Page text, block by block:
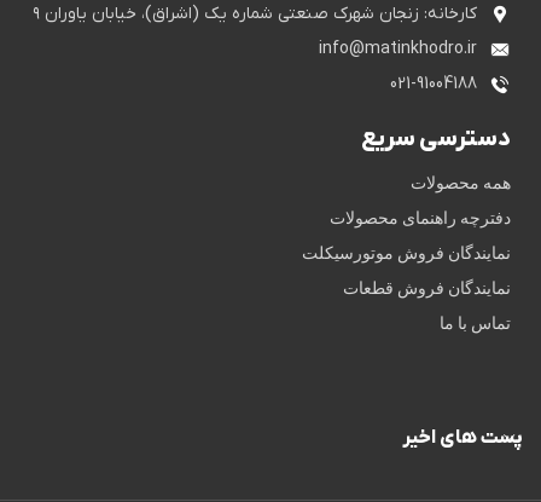
کارخانه: زنجان شهرک صنعتی شماره یک (اشراق)، خیابان یاوران ۹
info@matinkhodro.ir
021-91004188
دسترسی سریع
همه محصولات
دفترچه راهنمای محصولات
نمایندگان فروش موتورسیکلت
نمایندگان فروش قطعات
تماس با ما
پست های اخیر